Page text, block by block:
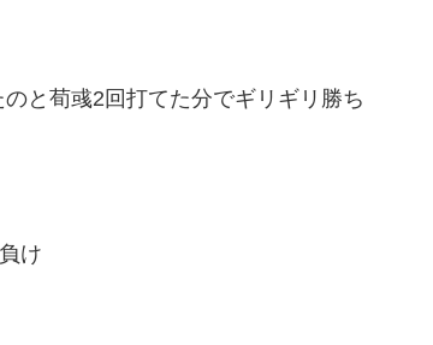
と荀彧2回打てた分でギリギリ勝ち
け